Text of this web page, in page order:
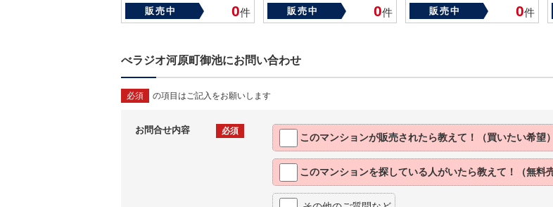
築年数：2010年
販売中 0件
築年数：1992年
販売中 0件
築年数：2014年
販売中 0件
べラジオ河原町御池にお問い合わせ
必須 の項目はご記入をお願いします
お問合せ内容 必須
このマンションが販売されたら教えて！（買いたい希望）
このマンションを探している人がいたら教えて！（無料